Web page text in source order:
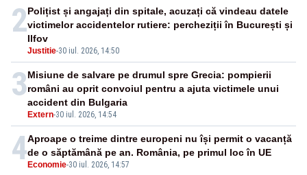
2
Justitie-30 iul. 2026, 14:50
Polițist și angajați din spitale, acuzați că vindeau datele
victimelor accidentelor rutiere: percheziții în București și
Ilfov
3
Extern-30 iul. 2026, 14:54
Misiune de salvare pe drumul spre Grecia: pompierii
români au oprit convoiul pentru a ajuta victimele unui
accident din Bulgaria
4 Economie-30 iul. 2026, 14:57
Aproape o treime dintre europeni nu își permit o vacanță
de o săptămână pe an. România, pe primul loc în UE